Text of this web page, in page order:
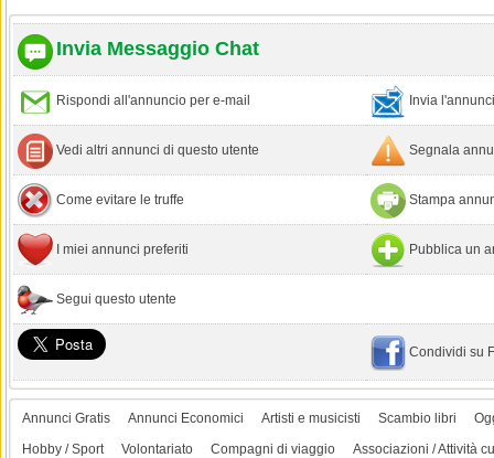
Invia Messaggio Chat
Rispondi all'annuncio per e-mail Invia
Vedi altri annunci di questo utente Segnala
Come evitare le truffe Stampa
I miei annunci preferiti Pubblica un
Segui questo utente
Condividi su
Annunci Gratis Annunci Economici Artisti e musicisti Scambio libri
Hobby / Sport
Volontariato Compagni di viaggio
Associazioni / Attività